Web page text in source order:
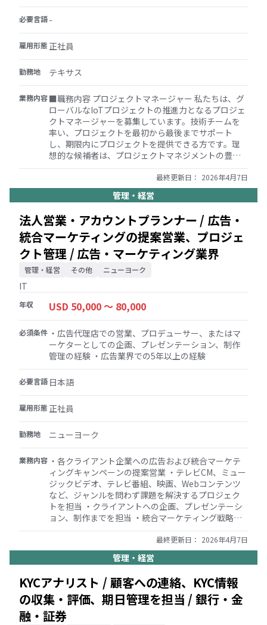
必要言語-
雇用形態 正社員
勤務地 テキサス
業務内容■職務内容 プロジェクトマネージャー 私たちは、グ
ローバルなIoTプロジェクトの推進力となるプロジェ
クトマネージャーを募集しています。技術チームを
率い、プロジェクトを最初から最後までサポート
し、期限内にプロジェクトを提供できる方です。理
想的な候補者は、プロジェクトマネジメントの豊富
密に連携し、タイムラインを作成し、問題やアクシ
ョンアイテムを管理し、ステータスを定期的に管理
者に報告し、必要に応じて危険性を発行して、期限
内の納品に対するリスクをチームに通知します。こ
れは、強力な技術、コミュニケーション、コラボレ
ーションのスキルを持つ個人を必要とする顧客対応
の役割です。 責務 ・グローバルプロジェクトをプリ
セールス段階から定義、展開まで主導し、リスク軽
減策を含むスケジュール、スコープ、予算見積も
を適切な管理チャネルに報告し、必要に応じてプロ
ジェクト作業計画に従って問題をエスカレーション
当てられた場合、チームの行動が相乗効果を維持で
きるように連絡窓口として機能します ・RFQおよび
RFPへの対応作業を主導します ・作業範囲記述書
合ガイドなどのプロジェクト文書の作成をサポート
ジェクトがスコープ、スケジュール、予算を確実に
遵守できるようにします ・プロジェクトの状況を分
プロジェクト要件が満たされるようにします ・関連
び維持し、プロジェクトのステータスや変更につい
て日々連絡を取ります
最終更新日： 2026年4月7日
管理・経営
法人営業・アカウントプランナー / 広告・
統合マーケティングの提案営業、プロジェ
クト管理 / 広告・マーケティング業界
管理・経営 その他 ニューヨーク
IT
年収 USD 50,000 〜 80,000
必須条件 ・広告代理店での営業、プロデューサー、またはマ
ーケターとしての企画、プレゼンテーション、制作
管理の経験 ・広告業界での5年以上の経験
必要言語 日本語
雇用形態 正社員
勤務地 ニューヨーク
業務内容 ・各クライアント企業への広告および統合マーケテ
ィングキャンペーンの提案営業 ・テレビCM、ミュー
ジックビデオ、テレビ番組、映画、Webコンテンツ
など、ジャンルを問わず課題を解決するプロジェク
トを担当 ・クライアントへの企画、プレゼンテーシ
ョン、制作までを担当 ・統合マーケティング戦略の
フを統括し、プロジェクト構築に責任を持ち、ソー
シャルメディアとマスメディアを組み合わせたブラ
ンデッドエンターテイメントによるコミュニケーシ
ョン課題の解決
最終更新日： 2026年4月7日
管理・経営
KYCアナリスト / 顧客への連絡、KYC情報
の収集・評価、期日管理を担当 / 銀行・金
融・証券